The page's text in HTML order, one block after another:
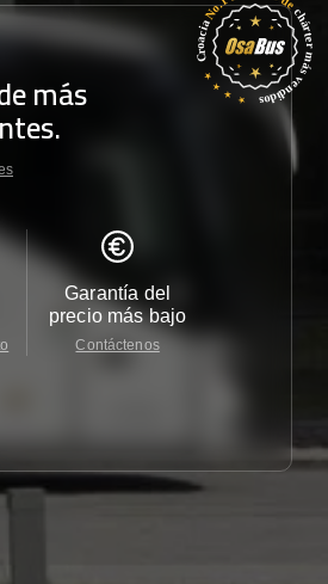
más
Garantía del
precio más bajo
Contáctenos